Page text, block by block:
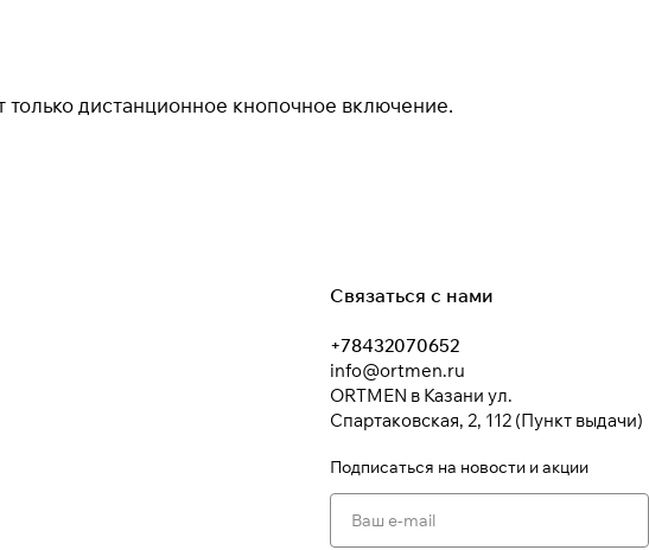
дистанционное кнопочное включение.
Связаться с нами
+78432070652
info@ortmen.ru
ORTMEN в Казани ул.
Спартаковская, 2, 112 (Пункт выдачи)
Подписаться на новости и акции